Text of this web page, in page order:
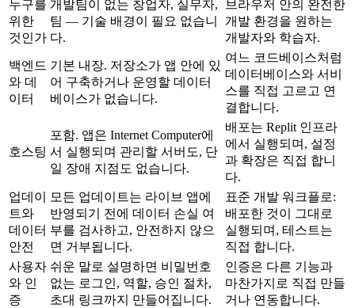
누구를
위한
것인가
개발팀이 없는 창업자, 실무자,
팀 — 기술 배경이 필요 없습니
다.
브라우저 안의 완전한
개발 환경을 원하는
개발자와 학습자.
백엔드
와 데
이터
기본 내장. 저장소가 앱 안에 있
어 구축하거나 운영할 데이터
베이스가 없습니다.
여느 코드베이스처럼
데이터베이스와 서비
스를 직접 고르고 연
결합니다.
호스팅
포함. 앱은 Internet Computer에
서 실행되며 관리할 서버도, 단
일 장애 지점도 없습니다.
배포는 Replit 인프라
에서 실행되며, 설정
과 확장은 직접 합니
다.
업데이
트와
데이터
안전
모든 업데이트는 라이브 앱에
반영되기 전에 데이터 손실 여
부를 검사하고, 안전하지 않으
면 거부됩니다.
표준 개발 워크플로:
배포한 것이 그대로
실행되며, 테스트는
직접 합니다.
사용자
와 인
증
쉬운 말로 설명하면 비밀번호
없는 로그인, 역할, 승인 절차,
초대 링크까지 만들어집니다.
인증은 다른 기능과
마찬가지로 직접 만들
거나 연동합니다.